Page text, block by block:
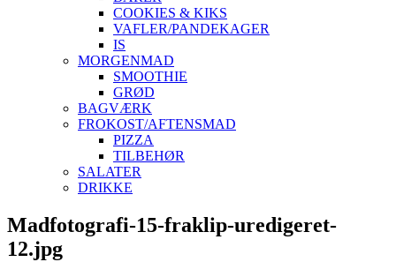
COOKIES & KIKS
VAFLER/PANDEKAGER
IS
MORGENMAD
SMOOTHIE
GRØD
BAGVÆRK
FROKOST/AFTENSMAD
PIZZA
TILBEHØR
SALATER
DRIKKE
Skip
to
content
Madfotografi-15-fraklip-uredigeret-
12.jpg